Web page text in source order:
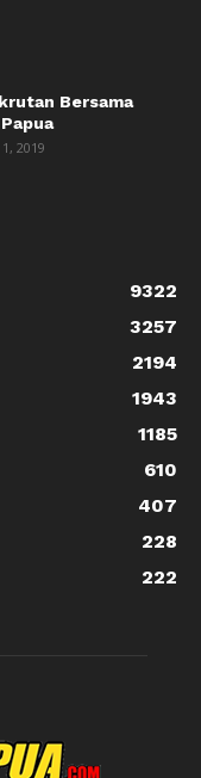
Bersama
2019
9322
3257
2194
1943
1185
610
407
228
222